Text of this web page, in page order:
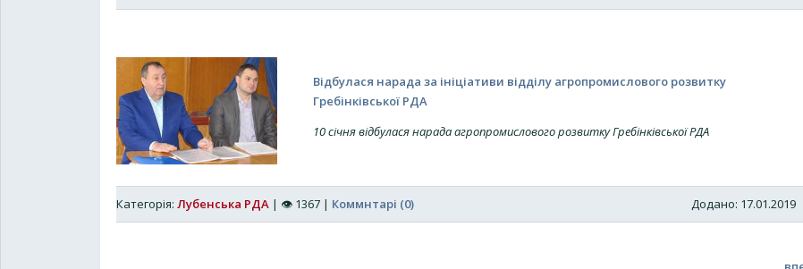
Відбулася нарада за ініціативи відділу агропромислового розвитку
Гребінківської РДА
10 січня відбулася нарада агропромислового розвитку Гребінківської РДА
Додано: 17.01.2019
Категорія: Лубенська РДА | 👁 1367 | Коммнтарі (0)